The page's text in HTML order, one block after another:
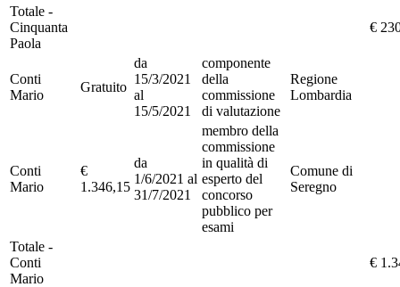
Totale -
Cinquanta
Paola
€
Conti
Mario
Gratuito
da
15/3/2021
al
15/5/2021
componente
della
commissione
di valutazione
Regione
Lombardia
Conti
Mario
€
1.346,15
da
1/6/2021 al
31/7/2021
membro della
commissione
in qualità di
esperto del
concorso
pubblico per
esami
Comune di
Seregno
Totale -
Conti
Mario
€